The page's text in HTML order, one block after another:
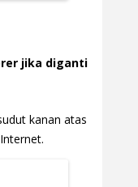
jika diganti
kanan atas